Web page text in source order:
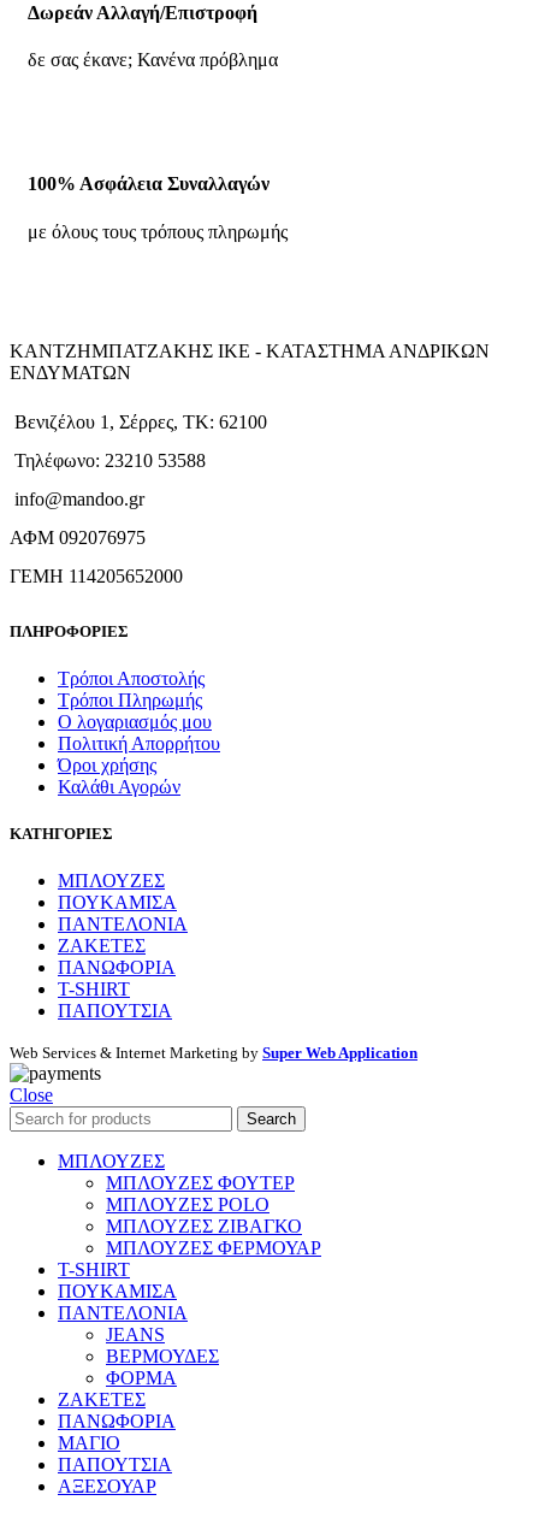
Δωρεάν Αλλαγή/Επιστροφή
δε σας έκανε; Κανένα πρόβλημα
100% Ασφάλεια Συναλλαγών
με όλους τους τρόπους πληρωμής
ΚΑΝΤΖΗΜΠΑΤΖΑΚΗΣ ΙΚΕ - ΚΑΤΑΣΤΗΜΑ ΑΝΔΡΙΚΩΝ
ΕΝΔΥΜΑΤΩΝ
Βενιζέλου 1, Σέρρες, ΤΚ: 62100
Τηλέφωνο: 23210 53588
info@mandoo.gr
ΑΦΜ 092076975
ΓΕΜΗ 114205652000
ΠΛΗΡΟΦΟΡΙΕΣ
Τρόποι Αποστολής
Τρόποι Πληρωμής
Ο λογαριασμός μου
Πολιτική Απορρήτου
Όροι χρήσης
Καλάθι Αγορών
ΚΑΤΗΓΟΡΙΕΣ
ΜΠΛΟΥΖΕΣ
ΠΟΥΚΑΜΙΣΑ
ΠΑΝΤΕΛΟΝΙΑ
ΖΑΚΕΤΕΣ
ΠΑΝΩΦΟΡΙΑ
T-SHIRT
ΠΑΠΟΥΤΣΙΑ
Web Services & Internet Marketing by Super Web Application
Close
Search
ΜΠΛΟΥΖΕΣ
ΜΠΛΟΥΖΕΣ ΦΟΥΤΕΡ
ΜΠΛΟΥΖΕΣ POLO
ΜΠΛΟΥΖΕΣ ΖΙΒΑΓΚΟ
ΜΠΛΟΥΖΕΣ ΦΕΡΜΟΥΑΡ
T-SHIRT
ΠΟΥΚΑΜΙΣΑ
ΠΑΝΤΕΛΟΝΙΑ
JEANS
ΒΕΡΜΟΥΔΕΣ
ΦΟΡΜΑ
ΖΑΚΕΤΕΣ
ΠΑΝΩΦΟΡΙΑ
ΜΑΓΙΟ
ΠΑΠΟΥΤΣΙΑ
ΑΞΕΣΟΥΑΡ